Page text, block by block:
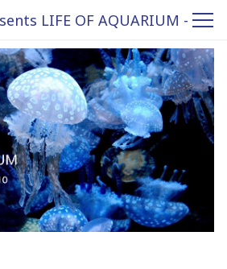
LIFE OF AQUARIUM -
84.7